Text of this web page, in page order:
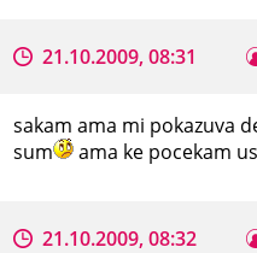
21.10.2009, 08:31
sakam ama mi pokazuva
sum
ama ke pocekam
21.10.2009, 08:32